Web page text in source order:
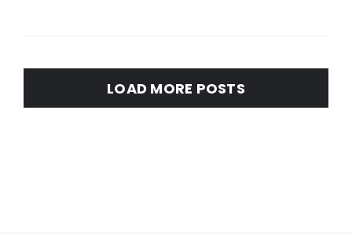
LOAD MORE POSTS